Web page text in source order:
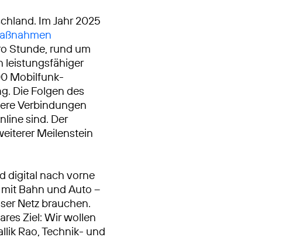
Im Jahr 2025
Stunde, rund um
leistungsfähiger
Mobilfunk­
Die Folgen des
Verbindungen
sind. Der
Meilenstein
digital nach vorne
Bahn und Auto –
Netz brauchen.
Ziel: Wir wollen
Rao, Technik- und